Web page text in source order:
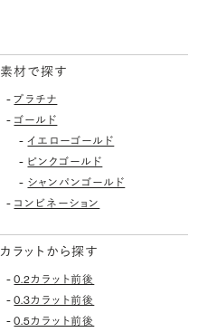
素材で探す
-プラチナ
- ゴールド
-イエローゴールド
- ピンクゴールド
- シャンパンゴールド
- コンビネーション
カラットから探す
-0.2カラット前後
-0.3カラット前後
-0.5カラット前後